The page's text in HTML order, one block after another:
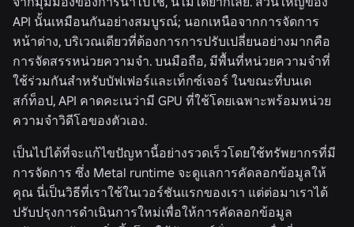
API นั้นเหมือนกันอย่างสมบูรณ์; นอกเหนือจากการจัดการ
หน้าต่าง, บริเวณเดียวที่ต้องการการปรับเปลี่ยนอย่างมากคือ
การจัดสรรหน่วยความจำ. บนมือถือ, มีพื้นที่หน่วยความจำที่
ใช้ร่วมกันสำหรับบัฟเฟอร์และเท็กซ์เจอร์ ในขณะที่บนเด
สก์ท็อป, API คาดคะเนว่ามี GPU ที่ใช้โดยเฉพาะพร้อมหน่วย
ความจำวิดีโอของตัวเอง.
เป็นไปได้ที่จะแก้ไขปัญหานี้อย่างรวดเร็วโดยใช้ทรัพยากรที่มี
การจัดการ ซึ่ง Metal runtime จะดูแลการคัดลอกข้อมูลให้
คุณ นี่เป็นวิธีที่เราใช้ในเวอร์ชันแรกของเรา แต่ต่อมาเราได้
ปรับปรุงการดำเนินการใหม่เพื่อให้การคัดลอกข้อมูล